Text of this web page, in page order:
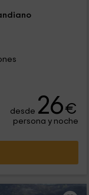
desde 26€
persona y noche